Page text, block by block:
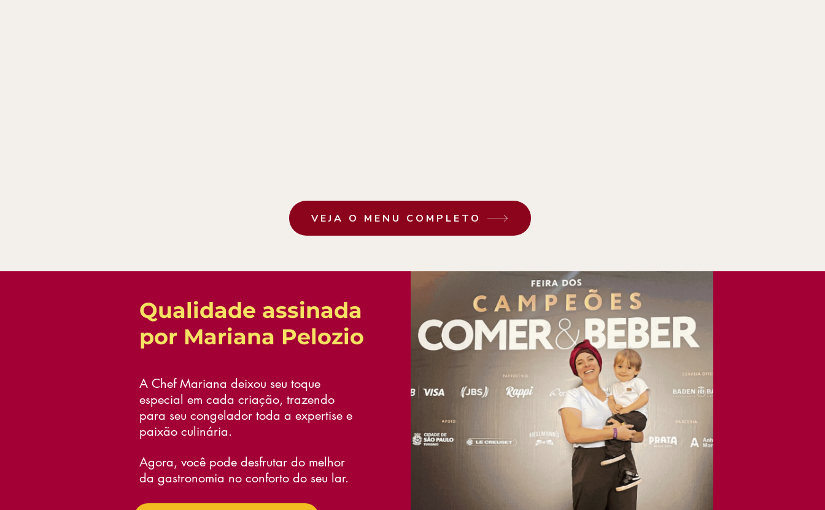
VEJA O MENU COMPLETO
Qualidade assinada
por Mariana Pelozio
A Chef Mariana deixou seu toque
especial em cada criação, trazendo
para seu congelador toda a expertise e
paixão culinária.
Agora, você pode desfrutar do melhor
da gastronomia no conforto do seu lar.